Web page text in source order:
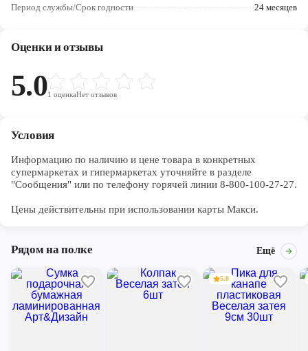
Ярославль
Период службы/Срок годности 24 месяцев
Оценки и отзывы
5.01 оценкаНет отзывов
Условия
Информацию по наличию и цене товара в конкретных
супермаркетах и гипермаркетах уточняйте в разделе
"Сообщения" или по телефону горячей линии 8-800-100-27-27.
Цены действительны при использовании карты Макси.
Рядом на полке Ещё
5.0